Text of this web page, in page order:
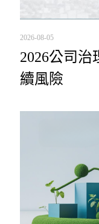
2026-08-05
2026公司治
續風險